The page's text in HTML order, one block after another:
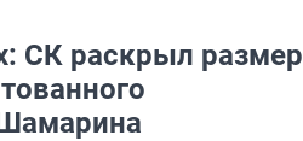
СК раскрыл размер